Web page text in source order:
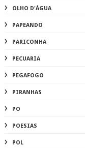
OLHO D'ÁGUA
PAPEANDO
PARICONHA
PECUARIA
PEGAFOGO
PIRANHAS
PO
POESIAS
POL